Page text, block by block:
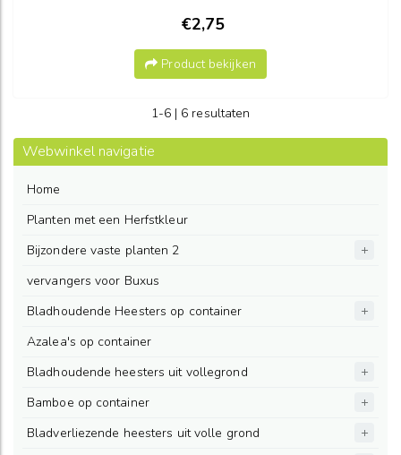
€2,75
Product bekijken
1-6 | 6 resultaten
Webwinkel navigatie
Home
Planten met een Herfstkleur
Bijzondere vaste planten 2
vervangers voor Buxus
Bladhoudende Heesters op container
Azalea's op container
Bladhoudende heesters uit vollegrond
Bamboe op container
Bladverliezende heesters uit volle grond